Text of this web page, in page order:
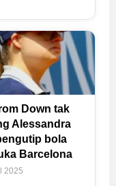
Down tak
Alessandra
bola
Barcelona
2025